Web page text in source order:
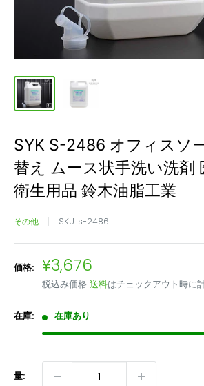
SYK S-2486 オフィスソ
替え ムース状手洗い洗剤
衛生用品 鈴木油脂工業
その他 SKU: s-2486
価格: 販
売
価
格
¥3,676
税込み価格 送料はチェックアウト時に
在庫: 在庫あり
量: